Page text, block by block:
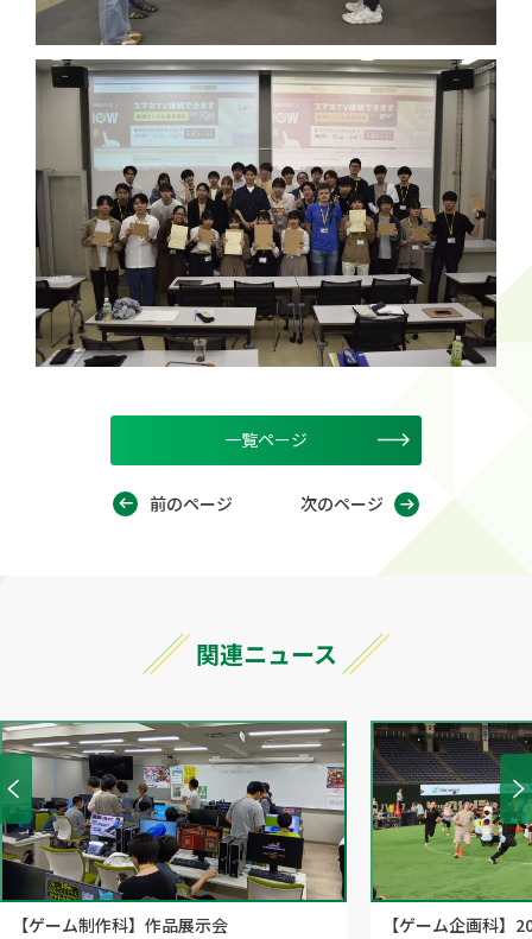
前のページ
一覧ページ
次のページ
関連ニュース
【ゲーム制作科】作品展示会
【ゲーム企画科】